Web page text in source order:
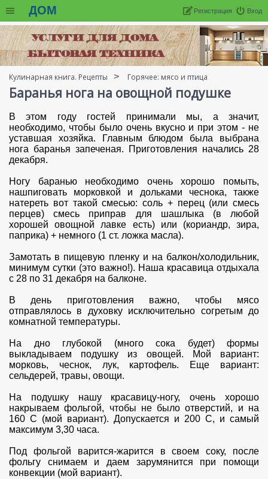
ДОМ Вход
Регистрация
Кулинарная книга. Рецепты Горячее: мясо и птица
Баранья нога на овощной подушке
В этом году гостей принимали мы, а значит,
необходимо, чтобы было очень вкусно и при этом - не
уставшая хозяйка. Главным блюдом была выбрана
нога баранья запеченая. Приготовления начались 28
декабря.
Ногу баранью необходимо очень хорошо помыть,
нашпиговать морковкой и дольками чеснока, также
натереть вот такой смесью: соль + перец (или смесь
перцев) смесь приправ для шашлыка (в любой
хорошей овощной лавке есть) или (кориандр, зира,
паприка) + немного (1 ст. ложка масла).
Замотать в пищевую пленку и на балкон/холодильник,
минимум сутки (это важно!). Наша красавица отдыхала
с 28 по 31 декабря на балконе.
В день приготовления важно, чтобы мясо
отправлялось в духовку исключительно согретым до
комнатной температуры.
На дно глубокой (много сока будет) формы
выкладываем подушку из овощей. Мой вариант:
морковь, чеснок, лук, картофель. Еще вариант:
сельдерей, травы, овощи.
На подушку нашу красавицу-ногу, очень хорошо
накрываем фольгой, чтобы не было отверстий, и на
160 С (мой вариант). Допускается и 200 С, и самый
максимум 3,30 часа.
Под фольгой варится-жарится в своем соку, после
фольгу снимаем и даем зарумянится при помощи
конвекции (мой вариант).